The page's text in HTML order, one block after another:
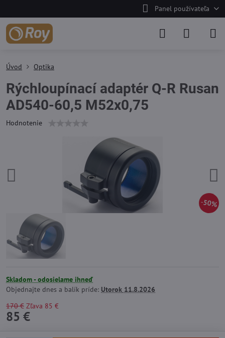
Panel používateľa
50%
Úvod Optika
Rýchloupínací adaptér Q-R Rusan
AD540-60,5 M52x0,75
Hodnotenie
Skladom - odosielame ihneď
Objednajte dnes a balík príde: Utorok 11.8.2026
170 € Zľava 85 €
85 €